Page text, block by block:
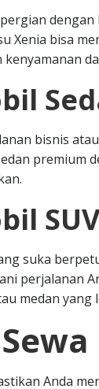
Xenia bisa
kenyamanan
bisnis
premium
SUV
suka
perjalanan
medan yang
Anda